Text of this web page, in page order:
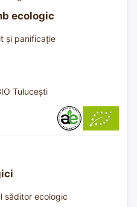
ecologic
și panificație
Tulucești
săditor ecologic